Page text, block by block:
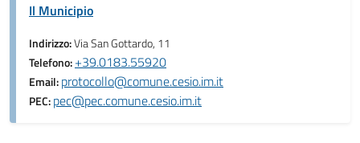
Il Municipio
Indirizzo:Via San Gottardo, 11
Telefono:+39.0183.55920
Email:protocollo@comune.cesio.im.it
PEC:pec@pec.comune.cesio.im.it